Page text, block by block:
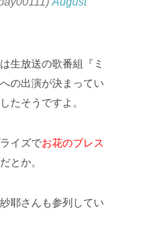
生放送の歌番組『ミ
の出演が決まってい
したそうですよ。
イズでお花のブレス
とか。
耶さんも参列してい